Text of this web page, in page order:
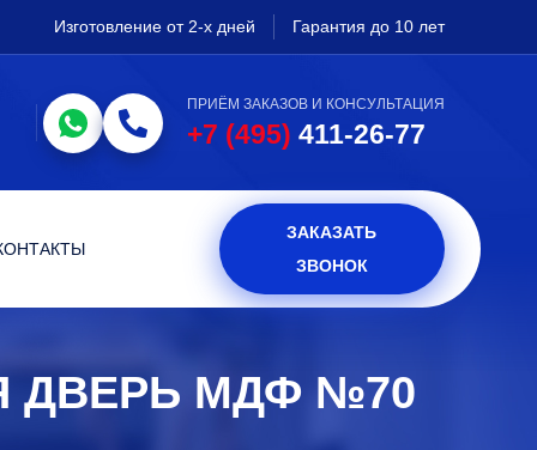
Изготовление от 2-х дней Гарантия до 10 лет
ПРИЁМ ЗАКАЗОВ И КОНСУЛЬТАЦИЯ
+7 (495) 411-26-77
ЗАКАЗАТЬ
ЗВОНОК
ДВЕРЬ МДФ №70